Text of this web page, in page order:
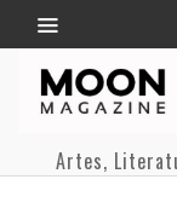
Artes,